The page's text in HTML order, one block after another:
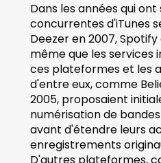
Dans les années qui
concurrentes d'iTunes
Deezer en 2007,
même que les
ces plateformes et les
d'entre eux, comme
2005, proposaient
numérisation de
avant d'étendre leurs
enregistrements